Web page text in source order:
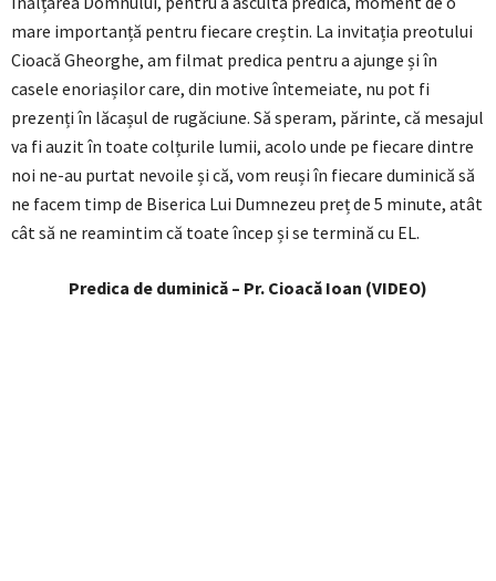
mare importanță pentru fiecare creștin. La invitația preotului
Cioacă Gheorghe, am filmat predica pentru a ajunge și în
casele enoriașilor care, din motive întemeiate, nu pot fi
prezenți în lăcașul de rugăciune. Să speram, părinte, că mesajul
va fi auzit în toate colțurile lumii, acolo unde pe fiecare dintre
noi ne-au purtat nevoile și că, vom reuși în fiecare duminică să
ne facem timp de Biserica Lui Dumnezeu preț de 5 minute, atât
cât să ne reamintim că toate încep și se termină cu EL.
Predica de duminică – Pr. Cioacă Ioan (VIDEO)